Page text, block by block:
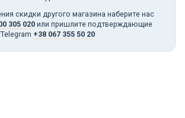
скидки другого магазина наберите нас
305 020 или пришлите подтверждающие
+38 067 355 50 20